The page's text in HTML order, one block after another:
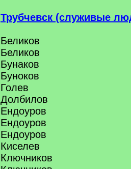
Трубчевск (служивые
Беликов
Беликов
Бунаков
Буноков
Голев
Долбилов
Ендоуров
Ендоуров
Ендоуров
Киселев
Ключников